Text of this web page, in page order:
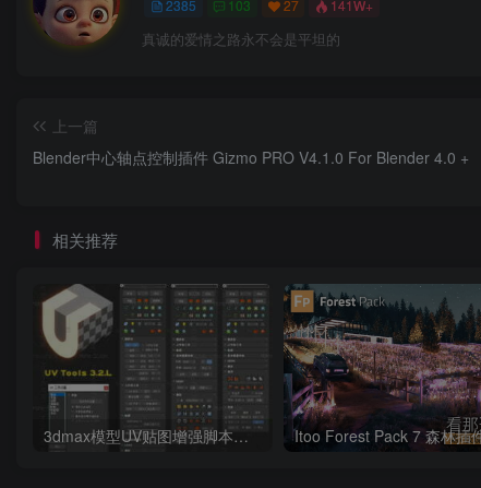
2385 103 27 141W+
真诚的爱情之路永不会是平坦的
上一篇
Blender中心轴点控制插件 Gizmo PRO V4.1.0 For Blender 4.0 +
相关推荐
3dmax模型UV贴图增强脚本插件工具UVTools 3.2L 汉化破解版 For 3dmax2014~2023